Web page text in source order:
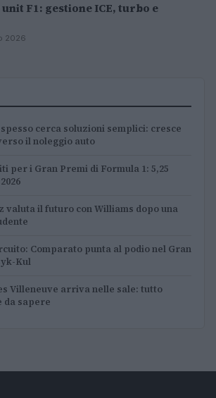
F1: gestione ICE, turbo e
2026
spesso cerca soluzioni semplici: cresce
il noleggio auto
per i Gran Premi di Formula 1: 5,25
valuta il futuro con Williams dopo una
Comparato punta al podio nel Gran
Kul
Villeneuve arriva nelle sale: tutto
da sapere